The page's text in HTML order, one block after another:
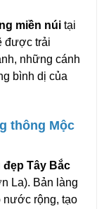
miền núi tại
được trải
những cánh
bình dị của
thông Mộc
đẹp Tây Bắc
La). Bản làng
nước rộng, tạo